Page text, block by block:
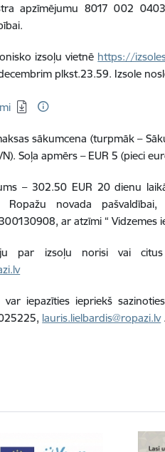
apzīmējumu 8017 002
izsoļu vietnē https://
plkst.23.59. Izsole
sākumcena (turpmāk –
Soļa apmērs – EUR 5 (pieci
– 302.50 EUR 20 dienu
Ropažu novada
ar atzīmi “ Vidzemes
par izsoļu norisi vai
iepazīties iepriekš
lauris.lielbardis@ropazi.lv.